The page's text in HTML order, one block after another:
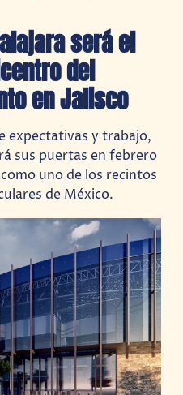
será el
del
en Jalisco
expectativas y trabajo,
sus puertas en febrero
uno de los recintos
de México.